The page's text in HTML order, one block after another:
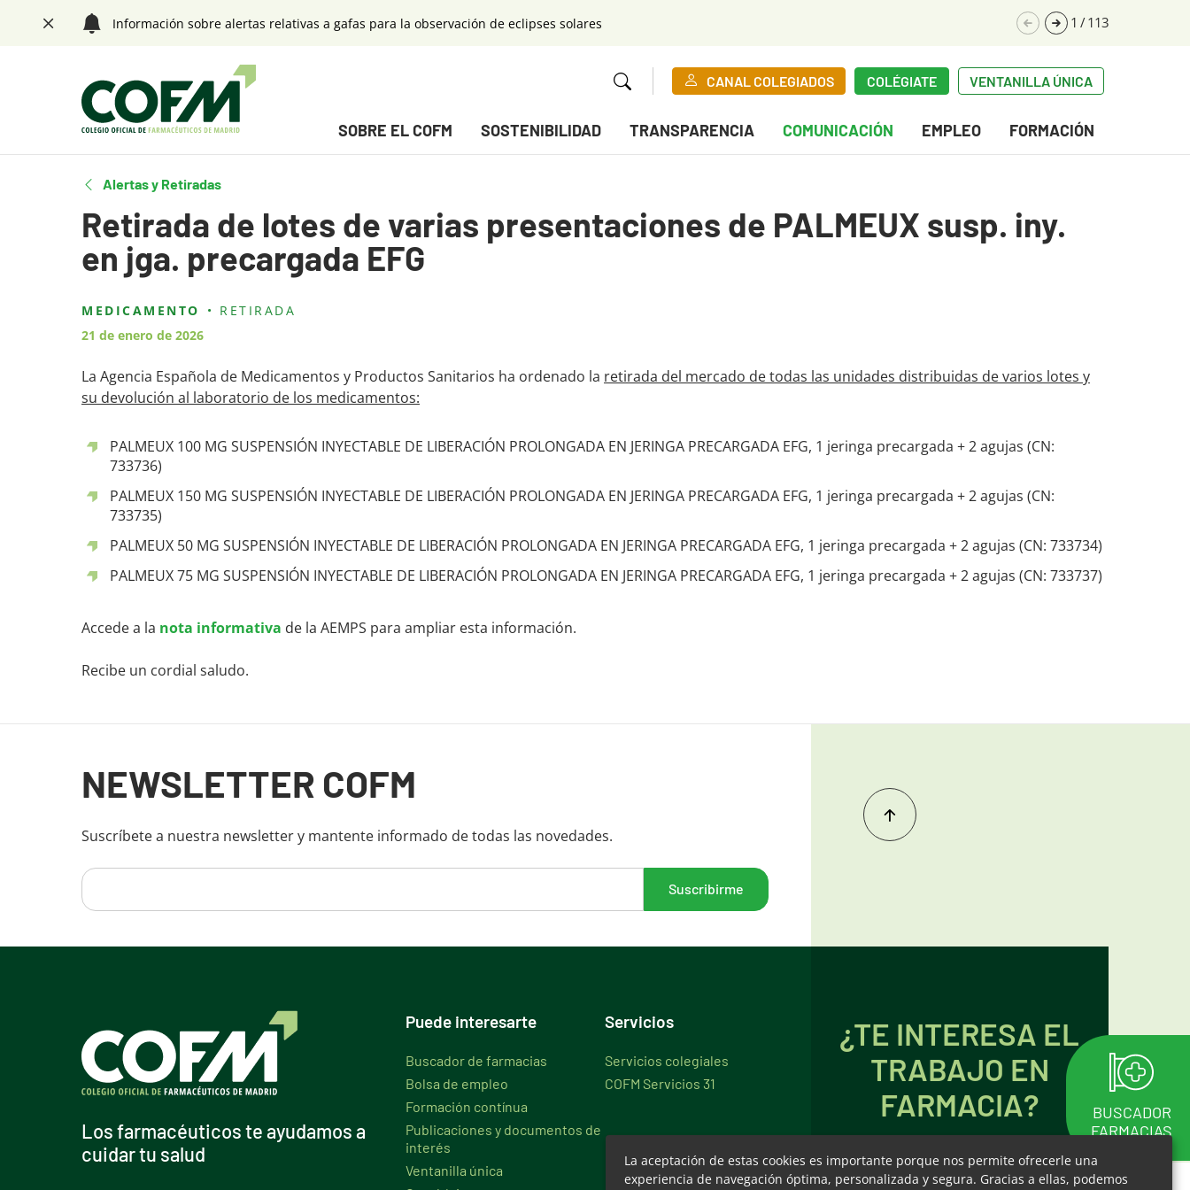
Saltar navegación. Ir directamente al contenido principal
Información sobre alertas relativas a gafas para la observación de eclipses solares 1 /113
CANAL COLEGIADOS COLÉGIATE VENTANILLA ÚNICA
Menú principalSOBRE EL COFM SOSTENIBILIDAD TRANSPARENCIA COMUNICACIÓN EMPLEO FORMACIÓN
Alertas y Retiradas
Retirada de lotes de varias presentaciones de PALMEUX susp. iny.
en jga. precargada EFG
MEDICAMENTO
RETIRADA
21 de enero de 2026
La Agencia Española de Medicamentos y Productos Sanitarios ha ordenado la retirada del mercado de todas las unidades distribuidas de varios lotes y
su devolución al laboratorio de los medicamentos:
PALMEUX 100 MG SUSPENSIÓN INYECTABLE DE LIBERACIÓN PROLONGADA EN JERINGA PRECARGADA EFG, 1 jeringa precargada + 2 agujas (CN:
733736)
PALMEUX 150 MG SUSPENSIÓN INYECTABLE DE LIBERACIÓN PROLONGADA EN JERINGA PRECARGADA EFG, 1 jeringa precargada + 2 agujas (CN:
733735)
PALMEUX 50 MG SUSPENSIÓN INYECTABLE DE LIBERACIÓN PROLONGADA EN JERINGA PRECARGADA EFG, 1 jeringa precargada + 2 agujas (CN: 733734)
PALMEUX 75 MG SUSPENSIÓN INYECTABLE DE LIBERACIÓN PROLONGADA EN JERINGA PRECARGADA EFG, 1 jeringa precargada + 2 agujas (CN: 733737)
Accede a la nota informativa de la AEMPS para ampliar esta información.
Recibe un cordial saludo.
BUSCADOR
FARMACIAS
NEWSLETTER COFM
Suscríbete a nuestra newsletter y mantente informado de todas las novedades.
Los farmacéuticos te ayudamos a
cuidar tu salud
Puede interesarte
Buscador de farmacias
Bolsa de empleo
Formación contínua
Publicaciones y documentos de
interés
Ventanilla única
Servicios
Servicios colegiales
COFM Servicios 31
¿TE INTERESA EL
TRABAJO EN
FARMACIA?
La aceptación de estas cookies es importante porque nos permite ofrecerle una
experiencia de navegación óptima, personalizada y segura. Gracias a ellas, podemos